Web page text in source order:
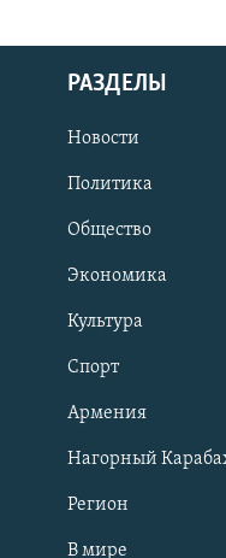
РАЗДЕЛЫ
Новости
Политика
Общество
Экономика
Культура
Спорт
Армения
Нагорный
Регион
В мире